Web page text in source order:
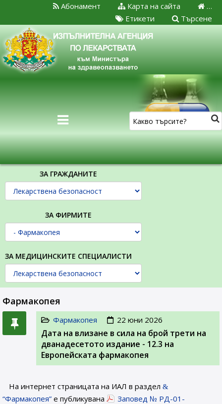
…
Карта на сайта
Абонамент
Търсене
Етикети
ЗА ГРАЖДАНИТЕ
ЗА ФИРМИТЕ
ЗА МЕДИЦИНСКИТЕ СПЕЦИАЛИСТИ
Фармакопея
Фармакопея 22 юни 2026
Дата на влизане в сила на брой трети на
дванадесетото издание - 12.3 на
Европейската фармакопея
На интернет страницата на ИАЛ в раздел
“Фармакопея” е публикувана
Заповед № РД-01-